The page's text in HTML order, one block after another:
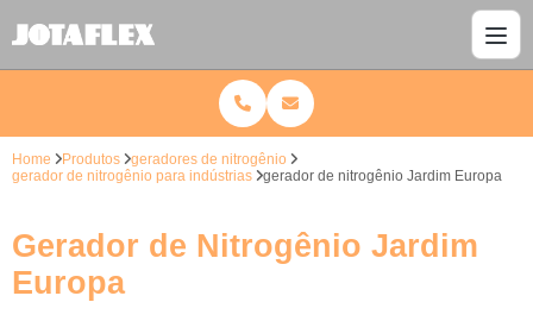
Home Produtos
geradores de nitrogênio
gerador de nitrogênio para indústrias
gerador de nitrogênio Jardim Europa
Gerador de Nitrogênio Jardim
Europa